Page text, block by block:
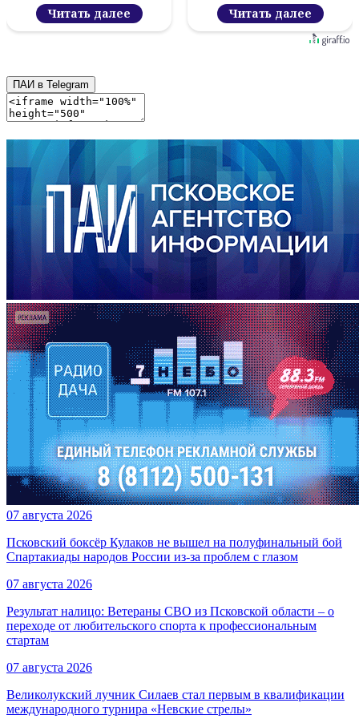
Читать далее Читать далее
ПАИ в Telegram
07 августа 2026
Псковский боксёр Кулаков не вышел на полуфинальный бой
Спартакиады народов России из-за проблем с глазом
07 августа 2026
Результат налицо: Ветераны СВО из Псковской области – о
переходе от любительского спорта к профессиональным
стартам
07 августа 2026
Великолукский лучник Силаев стал первым в квалификации
международного турнира «Невские стрелы»